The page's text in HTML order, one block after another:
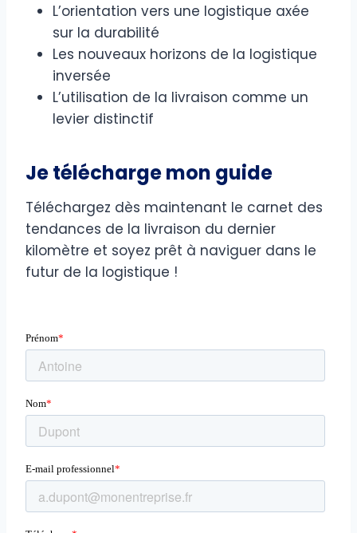
L’orientation vers une logistique axée
sur la durabilité
Les nouveaux horizons de la logistique
inversée
L’utilisation de la livraison comme un
levier distinctif
Je télécharge mon guide
Téléchargez dès maintenant le carnet des
tendances de la livraison du dernier
kilomètre et soyez prêt à naviguer dans le
futur de la logistique !